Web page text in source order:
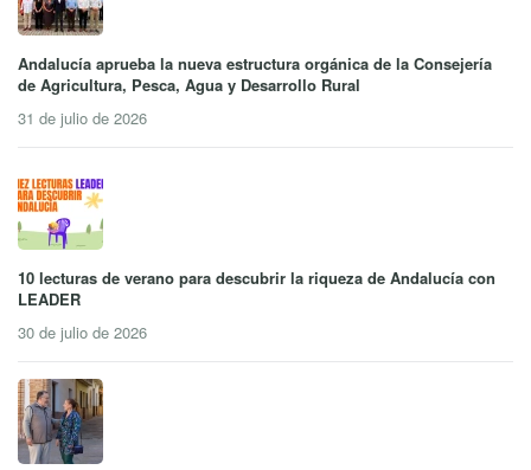
Andalucía aprueba la nueva estructura orgánica de la Consejería
de Agricultura, Pesca, Agua y Desarrollo Rural
31 de julio de 2026
10 lecturas de verano para descubrir la riqueza de Andalucía con
LEADER
30 de julio de 2026